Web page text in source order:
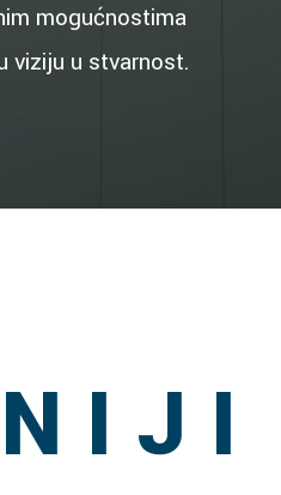
mogućnostima
viziju u stvarnost.